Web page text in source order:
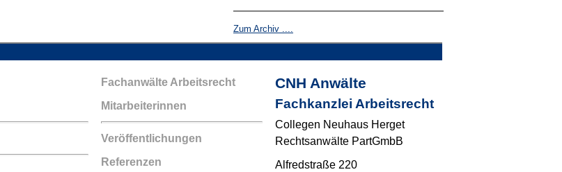
Zum Archiv ....
Fachanwälte Arbeitsrecht
Mitarbeiterinnen
Veröffentlichungen
Referenzen
CNH Anwälte
Fachkanzlei Arbeitsrecht
Collegen Neuhaus Herget
Rechtsanwälte PartGmbB
Alfredstraße 220